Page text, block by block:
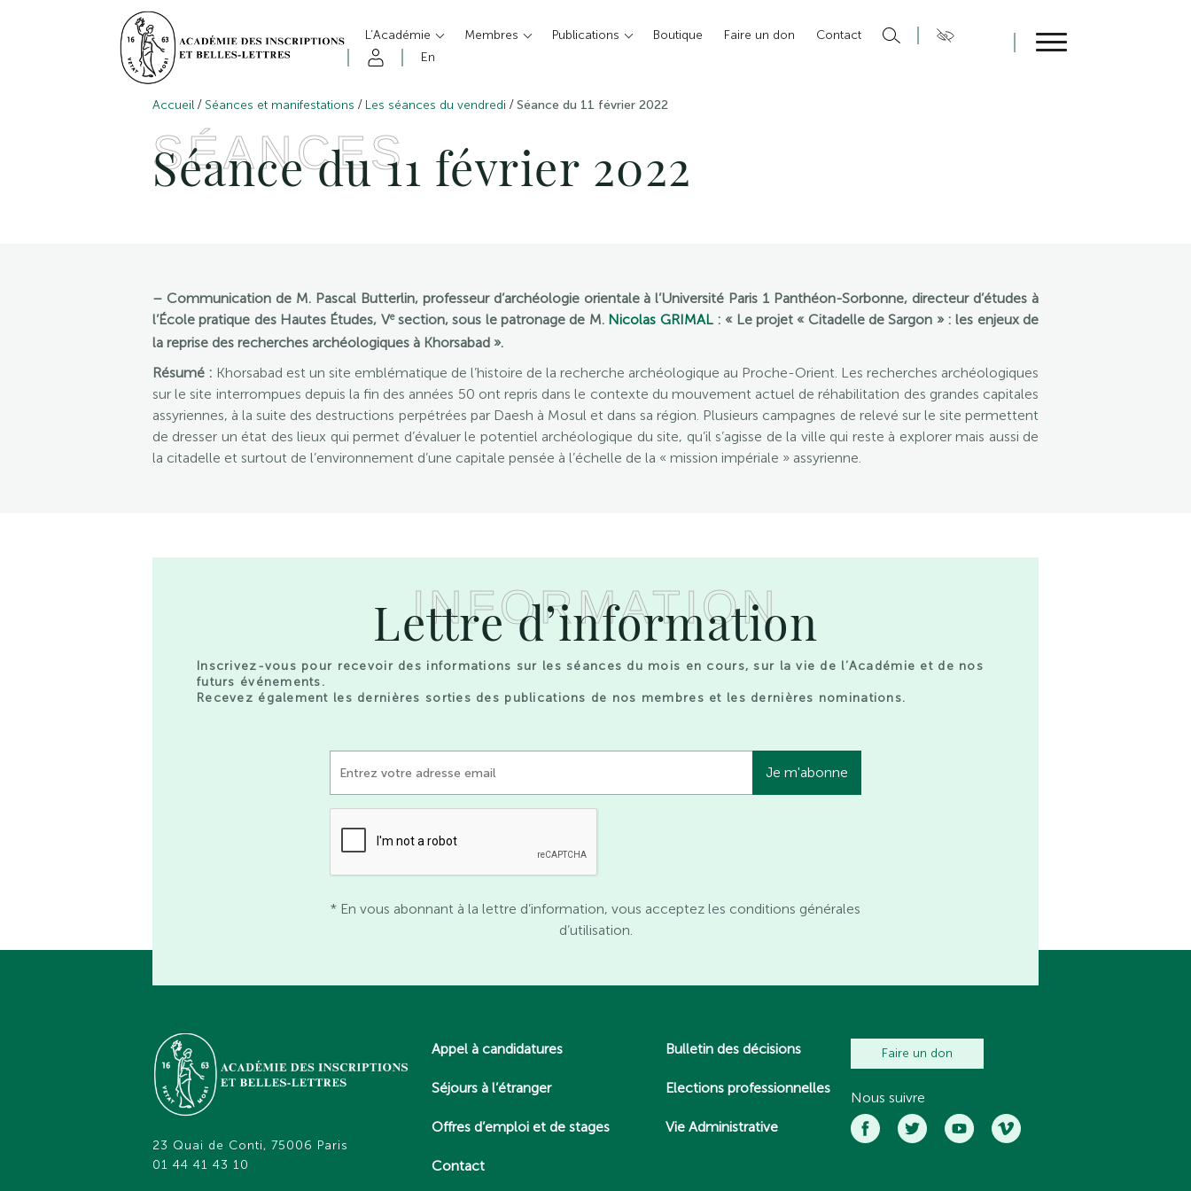
L’Académie Membres Publications Boutique Faire un don
Contact
En
Accueil / Séances et manifestations / Les séances du vendredi /Séance du 11 février 2022
SÉANCES
Séance du 11 février 2022
– Communication de M. Pascal Butterlin, professeur d’archéologie orientale à l’Université Paris 1 Panthéon-Sorbonne, directeur d’études à
l’École pratique des Hautes Études, Vesection, sous le patronage de M. Nicolas GRIMAL: « Le projet « Citadelle de Sargon » : les enjeux de
la reprise des recherches archéologiques à Khorsabad ».
Résumé : Khorsabad est un site emblématique de l’histoire de la recherche archéologique au Proche-Orient. Les recherches archéologiques
sur le site interrompues depuis la fin des années 50 ont repris dans le contexte du mouvement actuel de réhabilitation des grandes capitales
assyriennes, à la suite des destructions perpétrées par Daesh à Mosul et dans sa région. Plusieurs campagnes de relevé sur le site permettent
de dresser un état des lieux qui permet d’évaluer le potentiel archéologique du site, qu’il s’agisse de la ville qui reste à explorer mais aussi de
la citadelle et surtout de l’environnement d’une capitale pensée à l’échelle de la « mission impériale » assyrienne.
INFORMATION
Lettre d’information
Inscrivez-vous pour recevoir des informations sur les séances du mois en cours, sur la vie de l’Académie et de nos
futurs événements.
Recevez également les dernières sorties des publications de nos membres et les dernières nominations.
* En vous abonnant à la lettre d’information, vous acceptez les conditions générales
d’utilisation.
23 Quai de Conti, 75006 Paris
01 44 41 43 10
Appel à candidatures
Séjours à l’étranger
Offres d’emploi et de stages
Contact
Bulletin des décisions
Elections professionnelles
Vie Administrative
Faire un don
Nous suivre